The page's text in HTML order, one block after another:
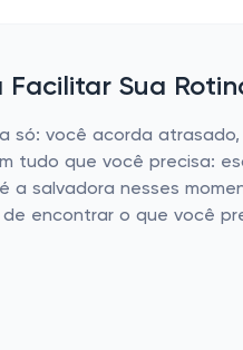
Facilitar Sua
só: você acorda
tudo que você precisa:
a salvadora nesses
de encontrar o que você